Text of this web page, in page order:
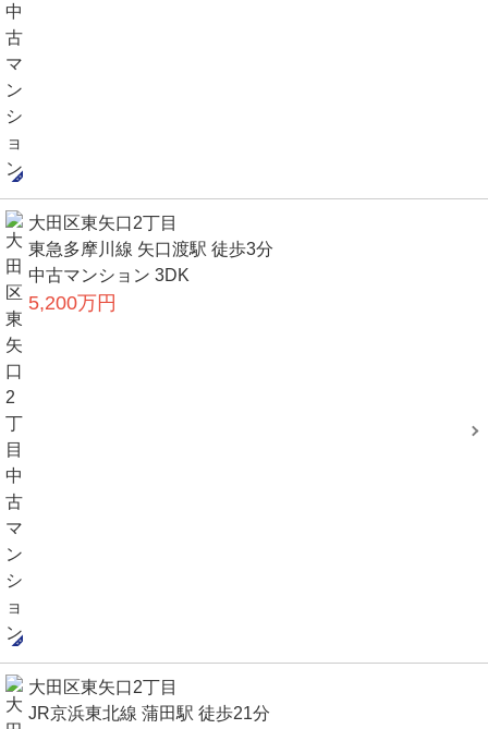
大田区東矢口2丁目
東急多摩川線 矢口渡駅 徒歩3分
中古マンション 3DK
5,200万円
大田区東矢口2丁目
JR京浜東北線 蒲田駅 徒歩21分